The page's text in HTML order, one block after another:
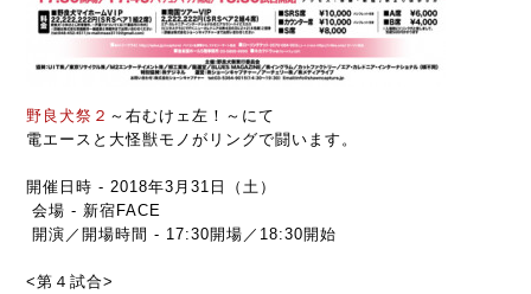
野良犬祭２ ～右むけェ左！～にて
電エースと大怪獣モノがリングで闘います。
開催日時 - 2018年3月31日（土）
会場 - 新宿FACE
開演／開場時間 - 17:30開場／18:30開始
<第４試合>